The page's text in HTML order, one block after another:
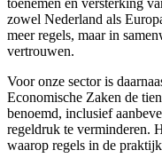
zowel Nederland als
meer regels, maar in
vertrouwen.
Voor onze sector is
Economische Zaken de
benoemd, inclusief
regeldruk te verminderen.
waarop regels in de